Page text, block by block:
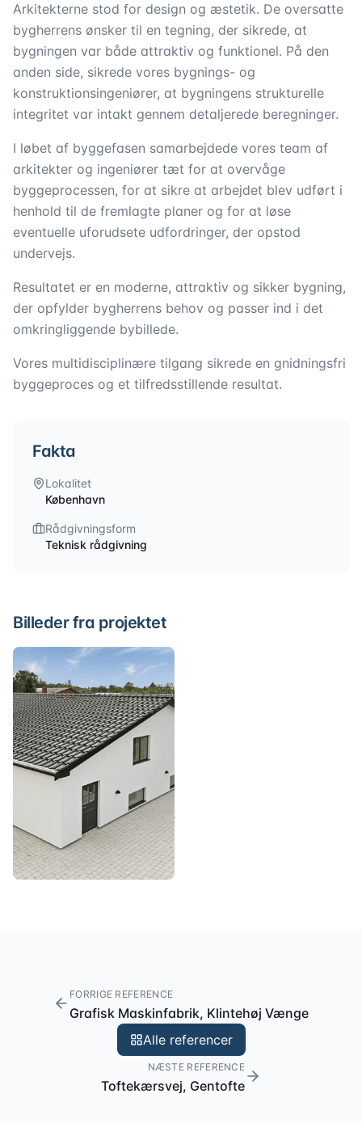
Arkitekterne stod for design og æstetik. De oversatte
bygherrens ønsker til en tegning, der sikrede, at
bygningen var både attraktiv og funktionel. På den
anden side, sikrede vores bygnings- og
konstruktionsingeniører, at bygningens strukturelle
integritet var intakt gennem detaljerede beregninger.
I løbet af byggefasen samarbejdede vores team af
arkitekter og ingeniører tæt for at overvåge
byggeprocessen, for at sikre at arbejdet blev udført i
henhold til de fremlagte planer og for at løse
eventuelle uforudsete udfordringer, der opstod
undervejs.
Resultatet er en moderne, attraktiv og sikker bygning,
der opfylder bygherrens behov og passer ind i det
omkringliggende bybillede.
Vores multidisciplinære tilgang sikrede en gnidningsfri
byggeproces og et tilfredsstillende resultat.
Fakta
Lokalitet
København
Rådgivningsform
Teknisk rådgivning
Billeder fra projektet
FORRIGE REFERENCE
Grafisk Maskinfabrik, Klintehøj Vænge
Alle referencer
NÆSTE REFERENCE
Toftekærsvej, Gentofte